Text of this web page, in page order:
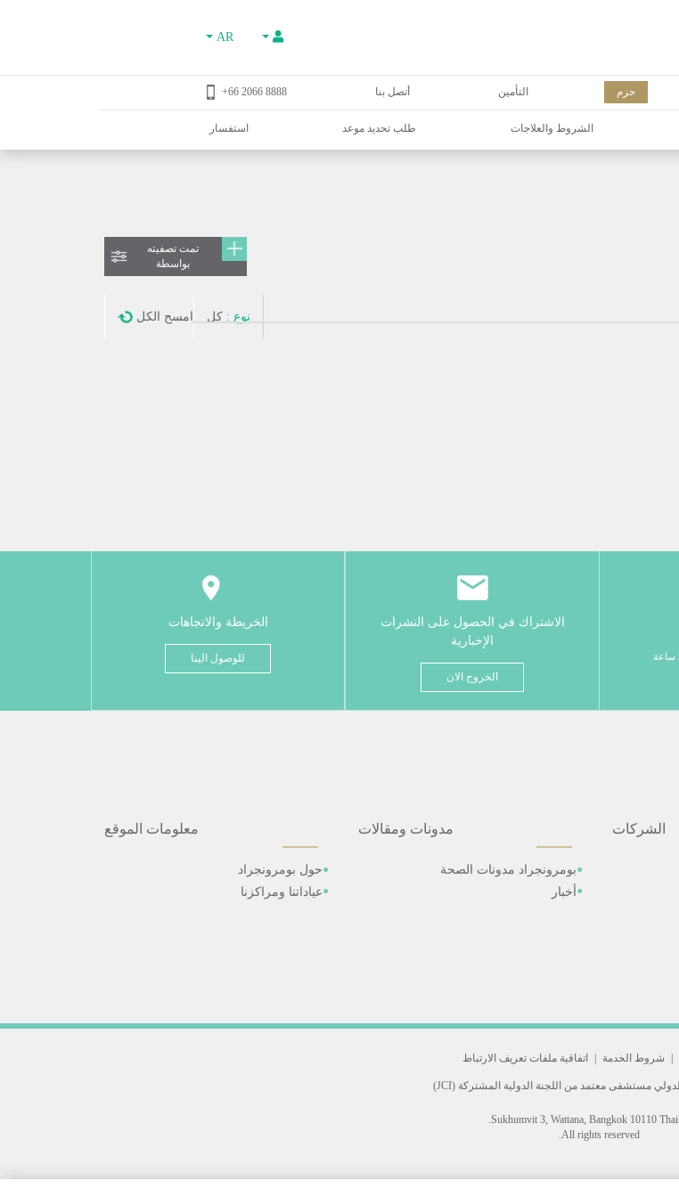
AR
حزم التأمين أتصل بنا 8888 2066 66+
الشروط والعلاجات طلب تحديد موعد استفسار
تمت تصفيته
بواسطة
نوع : كل امسح الكل
الاشتراك في الحصول على النشرات
الإخبارية
الخروج الان
الخريطة والاتجاهات
للوصول الينا
الشركات مدونات ومقالات
بومرونجراد مدونات الصحة
أخبار
معلومات الموقع
حول بومرونجراد
عياداتنا ومراكزنا
| شروط الخدمة | اتفاقية ملفات تعريف الارتباط
مستشفى معتمد من اللجنة الدولية المشتركة (JCI)
All rights reserved.